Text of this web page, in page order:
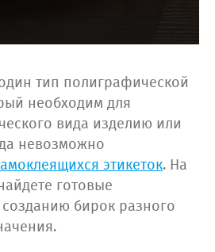
тип полиграфической
необходим для
вида изделию или
невозможно
этикеток. На
готовые
бирок разного